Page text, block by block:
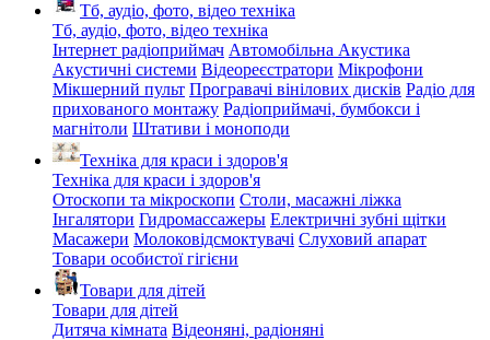
Тб, аудіо, фото, відео техніка
Тб, аудіо, фото, відео техніка
Інтернет радіоприймач Автомобільна Акустика
Акустичні системи Відеореєстратори Мікрофони
Мікшерний пульт Програвачі вінілових дисків Радіо для
прихованого монтажу Радіоприймачі, бумбокси і
магнітоли Штативи і моноподи
Техніка для краси і здоров'я
Техніка для краси і здоров'я
Отоскопи та мікроскопи Столи, масажні ліжка
Інгалятори Гидромассажеры Електричні зубні щітки
Масажери Молоковідсмоктувачі Слуховий апарат
Товари особистої гігієни
Товари для дітей
Товари для дітей
Дитяча кімната Відеоняні, радіоняні